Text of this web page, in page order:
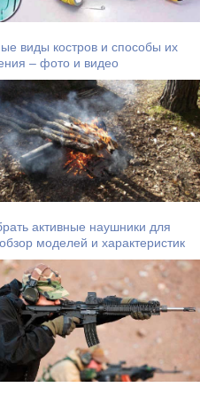
виды костров и способы их
– фото и видео
активные наушники для
моделей и характеристик